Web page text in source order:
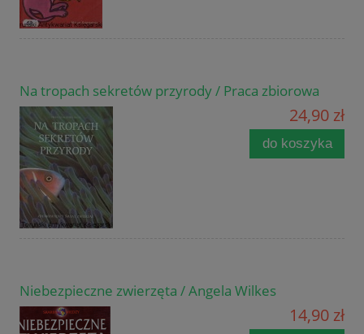
Na tropach sekretów przyrody / Praca zbiorowa
24,90 zł
do koszyka
Niebezpieczne zwierzęta / Angela Wilkes
14,90 zł